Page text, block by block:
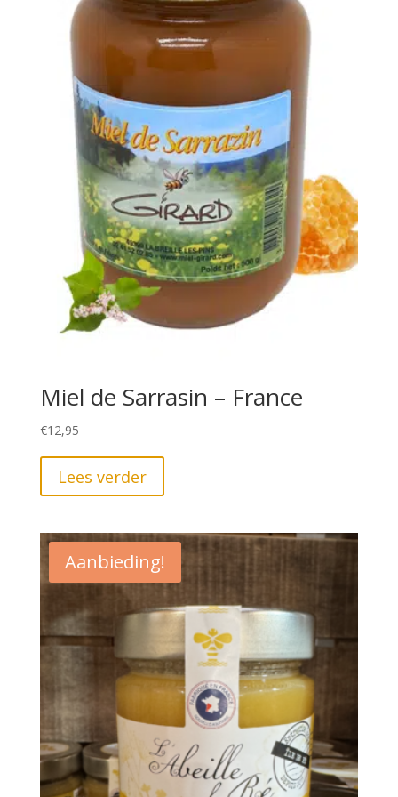
Miel de Sarrasin – France
€12,95
Lees verder
Aanbieding!